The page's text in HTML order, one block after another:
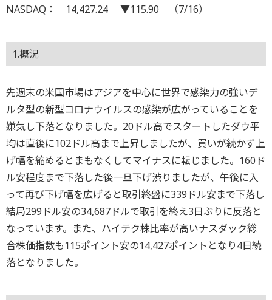
NASDAQ： 14,427.24 ▼115.90 （7/16）
1.概況
先週末の米国市場はアジアを中心に世界で感染力の強いデ
ルタ型の新型コロナウイルスの感染が広がっていることを
嫌気し下落となりました。20ドル高でスタートしたダウ平
均は直後に102ドル高まで上昇しましたが、買いが続かず上
げ幅を縮めるとまもなくしてマイナスに転じました。160ド
ル安程度まで下落した後一旦下げ渋りましたが、午後に入
って再び下げ幅を広げると取引終盤に339ドル安まで下落し
結局299ドル安の34,687ドルで取引を終え3日ぶりに反落と
なっています。また、ハイテク株比率が高いナスダック総
合株価指数も115ポイント安の14,427ポイントとなり4日続
落となりました。